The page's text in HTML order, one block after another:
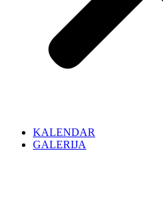
KALENDAR
GALERIJA